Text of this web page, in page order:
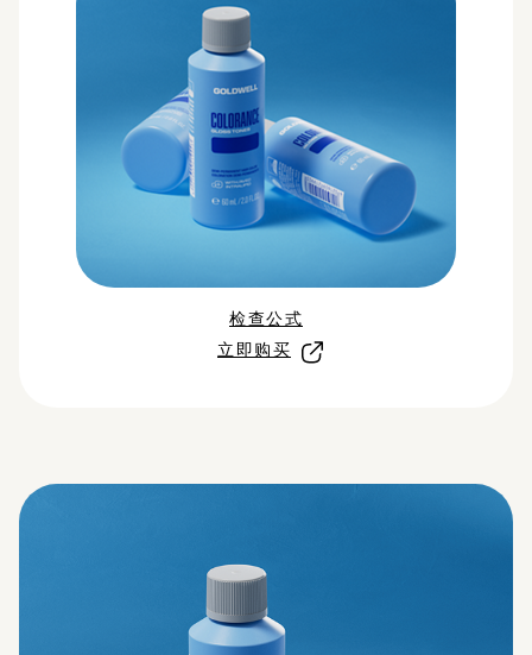
检查公式
立即购买